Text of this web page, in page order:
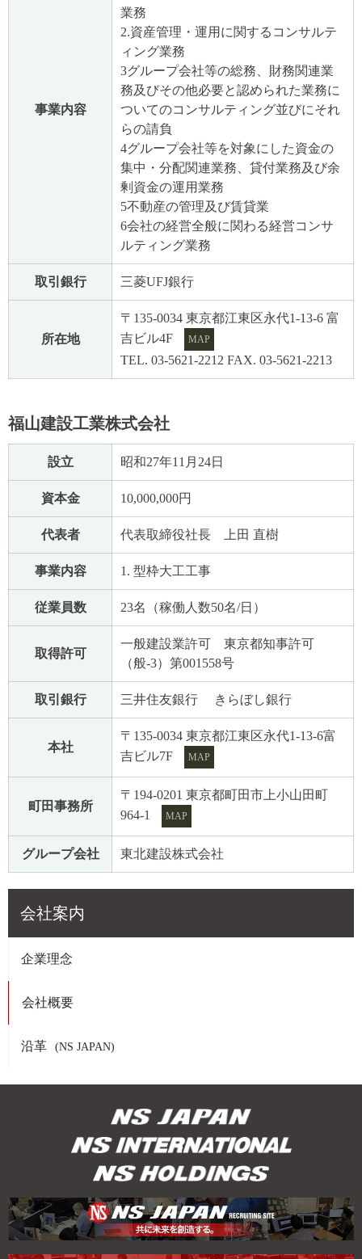
事業内容
業務
2.資産管理・運用に関するコンサルテ
ィング業務
3グループ会社等の総務、財務関連業
務及びその他必要と認められた業務に
ついてのコンサルティング並びにそれ
らの請負
4グループ会社等を対象にした資金の
集中・分配関連業務、貸付業務及び余
剰資金の運用業務
5不動産の管理及び賃貸業
6会社の経営全般に関わる経営コンサ
ルティング業務
取引銀行 三菱UFJ銀行
所在地
〒135-0034 東京都江東区永代1-13-6 富
吉ビル4F
MAP
TEL. 03-5621-2212 FAX. 03-5621-2213
福山建設工業株式会社
設立 昭和27年11月24日
資本金 10,000,000円
代表者 代表取締役社長 上田 直樹
事業内容 1. 型枠大工工事
従業員数 23名（稼働人数50名/日）
取得許可
一般建設業許可 東京都知事許可
（般-3）第001558号
取引銀行 三井住友銀行 きらぼし銀行
本社
〒135-0034 東京都江東区永代1-13-6富
吉ビル7F
MAP
町田事務所
〒194-0201 東京都町田市上小山田町
964-1
MAP
グループ会社 東北建設株式会社
会社案内
企業理念
会社概要
沿革 (NS JAPAN)